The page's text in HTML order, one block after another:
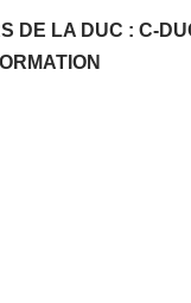
DE LA DUC : C-